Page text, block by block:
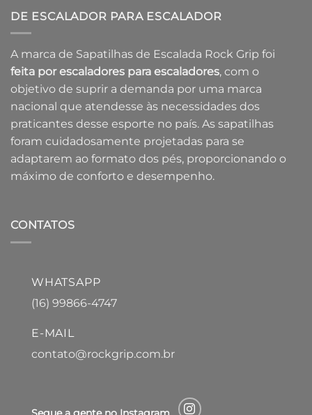
DE ESCALADOR PARA ESCALADOR
A marca de Sapatilhas de Escalada Rock Grip foi
feita por escaladores para escaladores, com o
objetivo de suprir a demanda por uma marca
nacional que atendesse às necessidades dos
praticantes desse esporte no país. As sapatilhas
foram cuidadosamente projetadas para se
adaptarem ao formato dos pés, proporcionando o
máximo de conforto e desempenho.
CONTATOS
WHATSAPP
(16) 99866-4747
E-MAIL
contato@rockgrip.com.br